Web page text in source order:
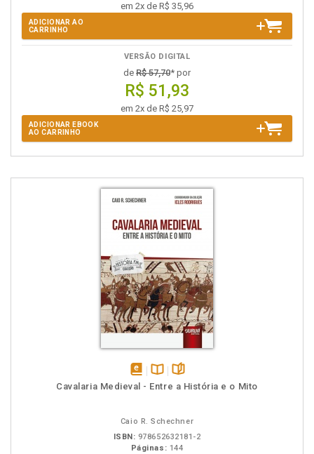
em 2x de R$ 35,96
ADICIONAR AO
CARRINHO
VERSÃO DIGITAL
de R$ 57,70* por
R$ 51,93
em 2x de R$ 25,97
ADICIONAR EBOOK
AO CARRINHO
disponívelDisponível
páginas
Cavalaria Medieval - Entre a História e o Mito
Caio R. Schechner
ISBN: 978652632181-2
Páginas: 144